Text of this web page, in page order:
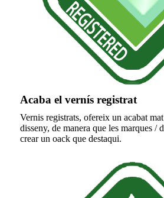
Acaba el vernís registrat
Vernis registrats, ofereix un acabat
disseny, de manera que les marques /
crear un oack que destaqui.